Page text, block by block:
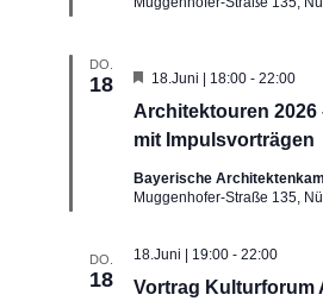
DO.
18
Architektouren 2026
mit Impulsvorträgen
Hervorgehoben
18.Juni | 18:00 -22:00
Bayerische
Muggenhofer-Straße 135,
DO.
18
Vortrag Kulturforum
18.Juni | 19:00 -22:00